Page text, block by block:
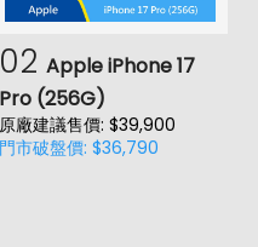
02 Apple iPhone 17
Pro (256G)
原廠建議售價: $39,900
門市破盤價: $36,790